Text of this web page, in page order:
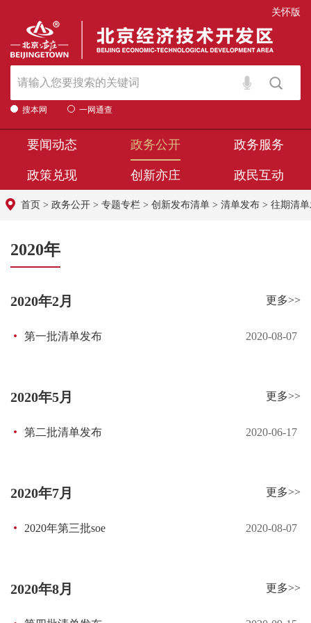
关怀版
搜本网 一网通查
要闻动态 政务公开 政务服务
政策兑现 创新亦庄 政民互动
首页 > 政务公开 > 专题专栏 > 创新发布清单 > 清单发布 > 往期清
2020年
2020年2月 更多>>
第一批清单发布 2020-08-07
2020年5月 更多>>
第二批清单发布 2020-06-17
2020年7月 更多>>
2020年第三批soe 2020-08-07
2020年8月 更多>>